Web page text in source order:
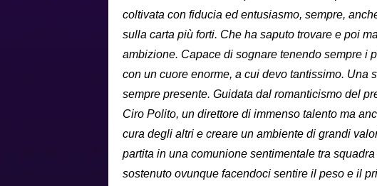
coltivata con fiducia ed entusiasmo, sempre,
sulla carta più forti. Che ha saputo trovare e poi
ambizione. Capace di sognare tenendo sempre i
con un cuore enorme, a cui devo tantissimo. Una
sempre presente. Guidata dal romanticismo del
Ciro Polito, un direttore di immenso talento ma
cura degli altri e creare un ambiente di grandi
partita in una comunione sentimentale tra
sostenuto ovunque facendoci sentire il peso e il